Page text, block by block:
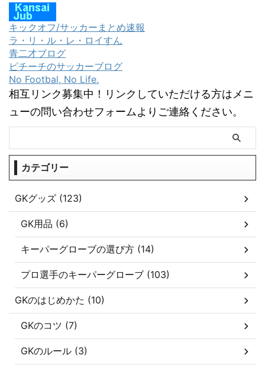
キックオフ/サッカーまとめ速報
ラ・リ・ル・レ・ロイすん
青二才ブログ
ピチーチのサッカーブログ
No Footbal, No Life.
相互リンク募集中！リンクしていただける方はメニ
ューの問い合わせフォームよりご連絡ください。
カテゴリー
GKグッズ (123)
GK用品 (6)
キーパーグローブの選び方 (14)
プロ選手のキーパーグローブ (103)
GKのはじめかた (10)
GKのコツ (7)
GKのルール (3)